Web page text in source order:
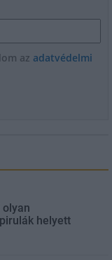
az adatvédelmi
olyan
helyett